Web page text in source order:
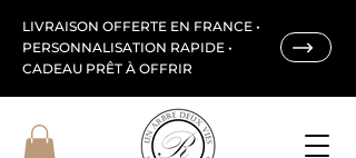
LIVRAISON OFFERTE EN FRANCE •
PERSONNALISATION RAPIDE •
CADEAU PRÊT À OFFRIR